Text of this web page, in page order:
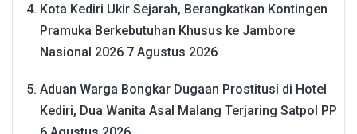
Kota Kediri Ukir Sejarah, Berangkatkan Kontingen
Pramuka Berkebutuhan Khusus ke Jambore
Nasional 2026 7 Agustus 2026
Aduan Warga Bongkar Dugaan Prostitusi di Hotel
Kediri, Dua Wanita Asal Malang Terjaring Satpol PP